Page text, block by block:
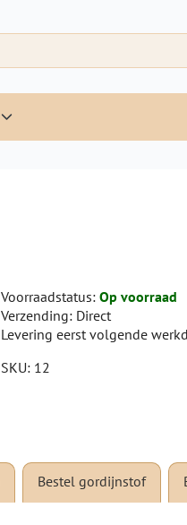
Voorraadstatus: Op voorraad
Verzending: Direct
Levering eerst volgende
SKU: 12
Bestel gordijnstof